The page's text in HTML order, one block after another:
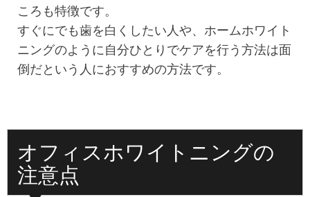
ころも特徴です。
すぐにでも歯を白くしたい人や、ホームホワイト
ニングのように自分ひとりでケアを行う方法は面
倒だという人におすすめの方法です。
オフィスホワイトニングの
注意点